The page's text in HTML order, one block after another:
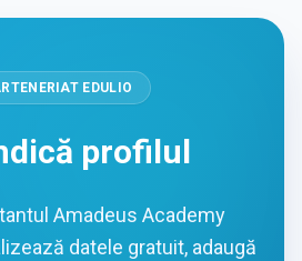
EDULIO
profilul
Amadeus Academy
datele gratuit, adaugă